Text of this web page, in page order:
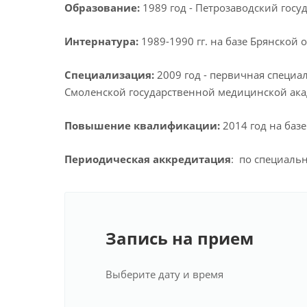
Образование: 1989 год - Петрозаводский
Интернатура: 1989-1990 гг. на базе
Специализация: 2009 год - первичная
Смоленской государственной медицинской
Повышение квалификации: 2014 год на
Периодическая аккредитация: по
Запись на прием
Выберите дату и время